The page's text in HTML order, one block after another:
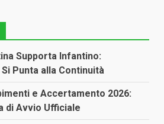
Supporta Infantino:
Punta alla Continuità
e Accertamento 2026:
di Avvio Ufficiale